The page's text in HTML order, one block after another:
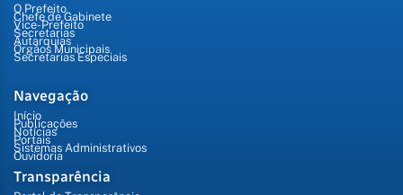
O Prefeito
Chefe de Gabinete
Vice-Prefeito
Secretarias
Autarquias
Órgãos Municipais
Secretarias Especiais
Navegação
Início
Publicações
Notícias
Portais
Sistemas Administrativos
Ouvidoria
Transparência